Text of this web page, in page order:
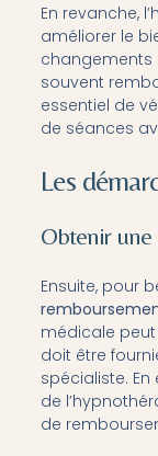
En revanche,
améliorer le
changements
souvent
essentiel de
de séances
Les
Obtenir
Ensuite, pour
médicale
doit être
spécialiste.
de
de